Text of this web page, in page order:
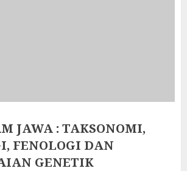
JAWA : TAKSONOMI,
FENOLOGI DAN
GENETIK